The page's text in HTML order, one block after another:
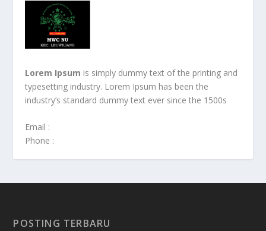
Lorem Ipsum is simply dummy text of the printing and
typesetting industry. Lorem Ipsum has been the
industry’s standard dummy text ever since the 1500s
Email :
Phone :
POSTING TERBARU